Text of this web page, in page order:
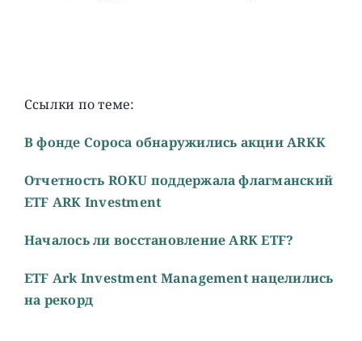
Ссылки по теме:
В фонде Сороса обнаружились акции ARKK
Отчетность ROKU поддержала флагманский
ETF ARK Investment
Началось ли восстановление ARK ETF?
ETF Ark Investment Management нацелились
на рекорд